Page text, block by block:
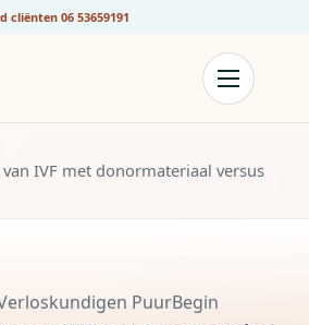
cliënten06 53659191
IVF met donormateriaal versus
PuurBegin